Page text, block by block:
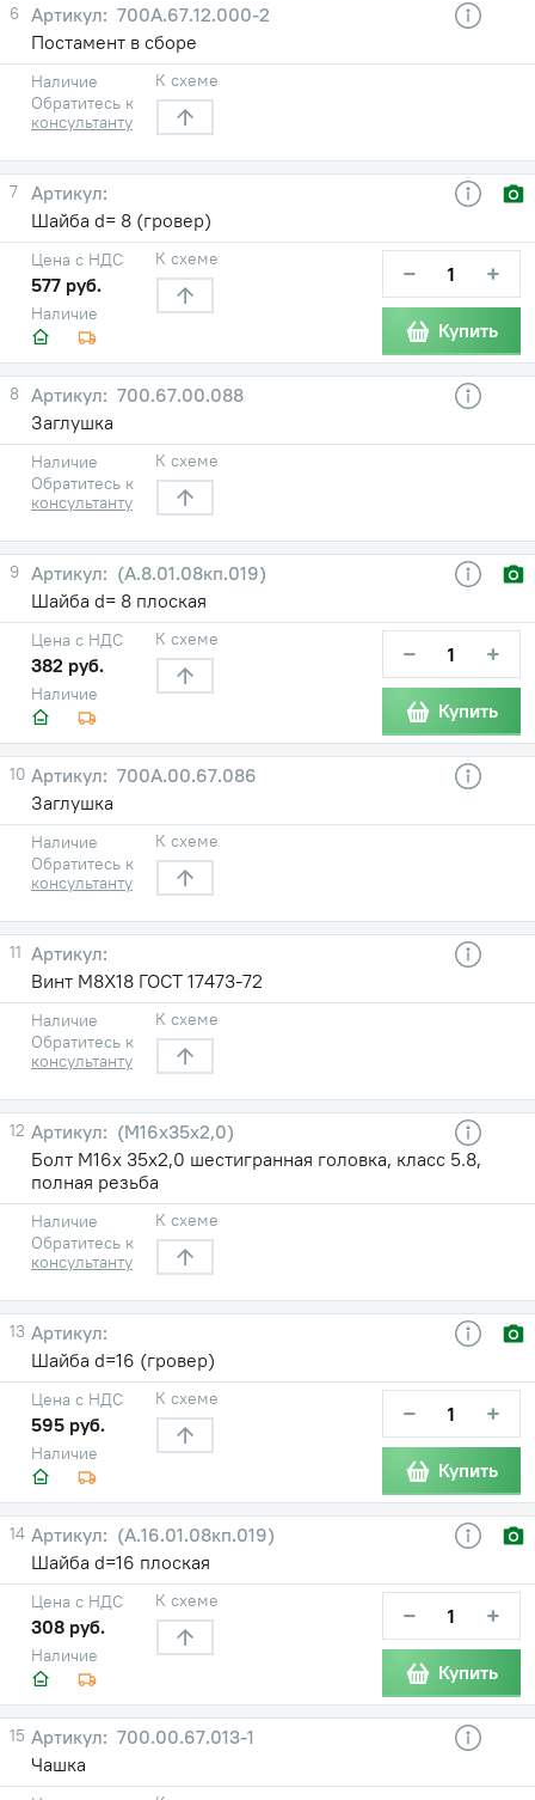
6
700А.67.12.000-2
Постамент в сборе
Наличие
Обратитесь к
консультанту
К схеме
7
Шайба d= 8 (гровер)
Наличие
Цена с НДС
577 руб.
К схеме − +
Купить
8
700.67.00.088
Заглушка
Наличие
Обратитесь к
консультанту
К схеме
9
(А.8.01.08кп.019)
Шайба d= 8 плоская
Наличие
Цена с НДС
382 руб.
К схеме − +
Купить
10
700А.00.67.086
Заглушка
Наличие
Обратитесь к
консультанту
К схеме
11
Винт М8Х18 ГОСТ 17473-72
Наличие
Обратитесь к
консультанту
К схеме
12
(М16х35х2,0)
Болт М16х 35х2,0 шестигранная головка, класс 5.8,
полная резьба
Наличие
Обратитесь к
консультанту
К схеме
13
Шайба d=16 (гровер)
Наличие
Цена с НДС
595 руб.
К схеме − +
Купить
14
(А.16.01.08кп.019)
Шайба d=16 плоская
Наличие
Цена с НДС
308 руб.
К схеме − +
Купить
15
700.00.67.013-1
Чашка